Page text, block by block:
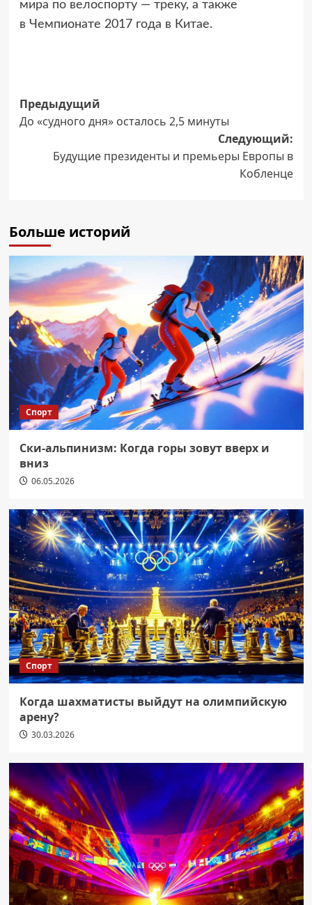
мира по велоспорту — треку, а также
в Чемпионате 2017 года в Китае.
Навигация
записи
Предыдущий
До «судного дня» осталось 2,5 минуты
Следующий:
Будущие президенты и премьеры Европы в
Кобленце
Больше историй
Спорт
Ски-альпинизм: Когда горы зовут вверх и
вниз
06.05.2026
Спорт
Когда шахматисты выйдут на олимпийскую
арену?
30.03.2026